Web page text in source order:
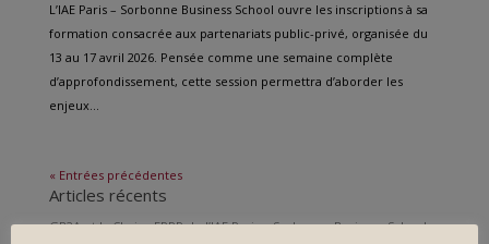
L’IAE Paris – Sorbonne Business School ouvre les inscriptions à sa
formation consacrée aux partenariats public-privé, organisée du
13 au 17 avril 2026. Pensée comme une semaine complète
d’approfondissement, cette session permettra d’aborder les
enjeux...
« Entrées précédentes
Articles récents
GB2A et la Chaire EPPP de l’IAE Paris – Sorbonne Business School